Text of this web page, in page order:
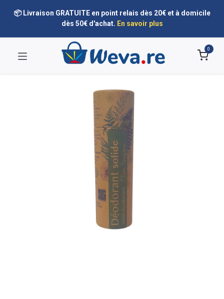
📦 Livraison GRATUITE en point relais dès 20€ et à domicile
dès 50€ d'achat. En savoir plus
0